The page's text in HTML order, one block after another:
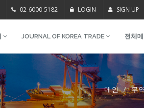
02-6000-5182 LOGIN SIGN UP
JOURNAL OF KOREA TRADE 전체
메인 무